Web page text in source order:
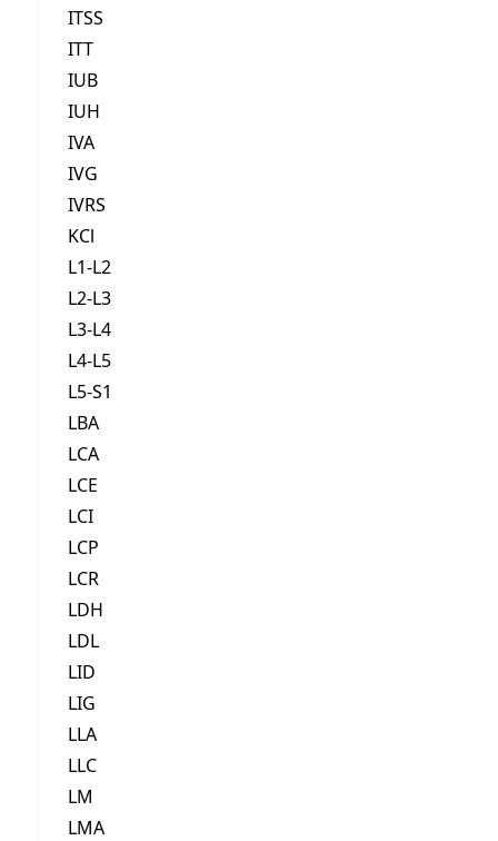
ITSS
ITT
IUB
IUH
IVA
IVG
IVRS
KCl
L1-L2
L2-L3
L3-L4
L4-L5
L5-S1
LBA
LCA
LCE
LCI
LCP
LCR
LDH
LDL
LID
LIG
LLA
LLC
LM
LMA